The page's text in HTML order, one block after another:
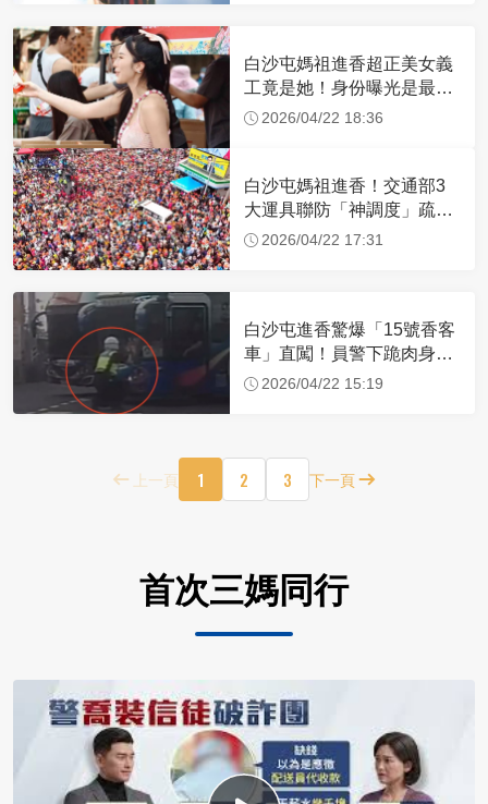
白沙屯媽祖進香超正美女義
工竟是她！身份曝光是最美
禮生 一輩子不結婚
2026/04/22 18:36
白沙屯媽祖進香！交通部3
大運具聯防「神調度」疏運
32.1萬創新高
2026/04/22 17:31
白沙屯進香驚爆「15號香客
車」直闖！員警下跪肉身擋
車：讓行人先過
2026/04/22 15:19
上一頁 1 2 3 下一頁
首次三媽同行